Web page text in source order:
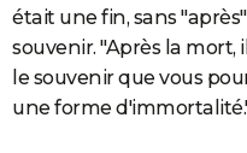
était une fin, sans
souvenir. "Après la mort,
le souvenir que vous
une forme